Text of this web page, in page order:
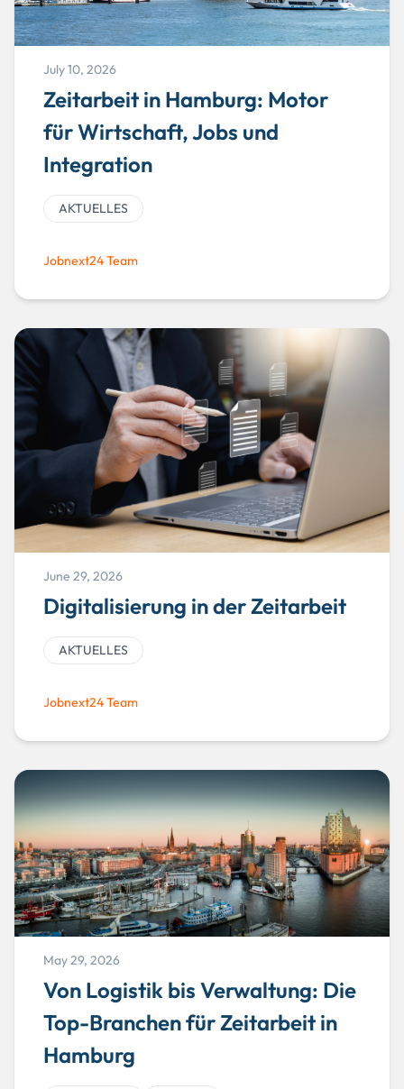
July 10, 2026
Zeitarbeit in Hamburg: Motor
für Wirtschaft, Jobs und
Integration
AKTUELLES
Jobnext24 Team
June 29, 2026
Digitalisierung in der Zeitarbeit
AKTUELLES
Jobnext24 Team
May 29, 2026
Von Logistik bis Verwaltung: Die
Top-Branchen für Zeitarbeit in
Hamburg